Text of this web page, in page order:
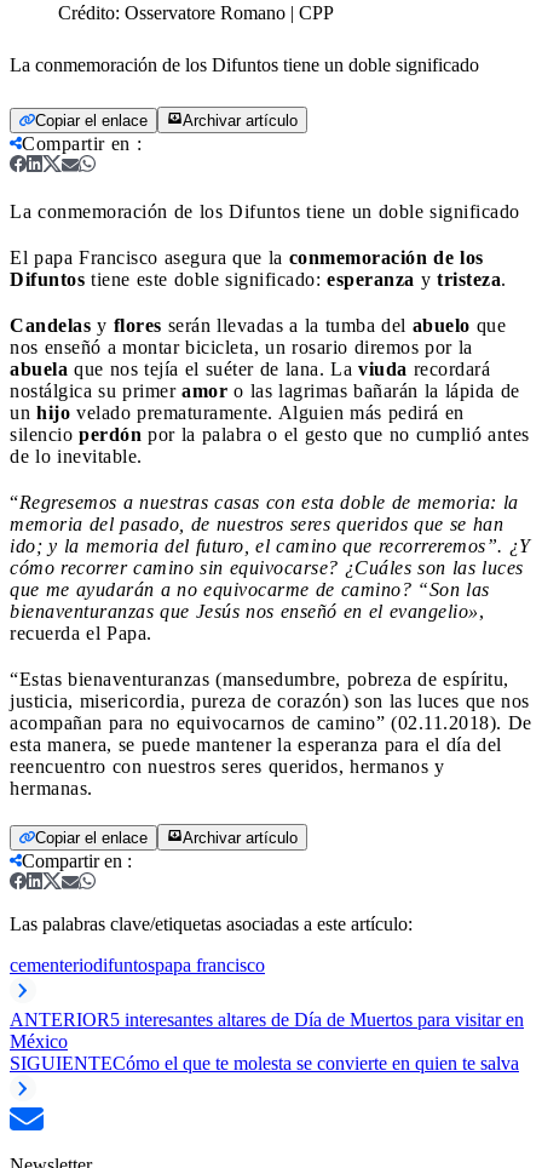
Crédito: Osservatore Romano | CPP
La conmemoración de los Difuntos tiene un doble significado
Copiar el enlace Archivar artículo
Compartir en :
La conmemoración de los Difuntos tiene un doble significado
El papa Francisco asegura que la conmemoración de los
Difuntos tiene este doble significado: esperanza y tristeza.
Candelas y flores serán llevadas a la tumba del abuelo que
nos enseñó a montar bicicleta, un rosario diremos por la
abuela que nos tejía el suéter de lana. La viuda recordará
nostálgica su primer amor o las lagrimas bañarán la lápida de
un hijo velado prematuramente. Alguien más pedirá en
silencio perdón por la palabra o el gesto que no cumplió antes
de lo inevitable.
“Regresemos a nuestras casas con esta doble de memoria: la
memoria del pasado, de nuestros seres queridos que se han
ido; y la memoria del futuro, el camino que recorreremos”. ¿Y
cómo recorrer camino sin equivocarse? ¿Cuáles son las luces
que me ayudarán a no equivocarme de camino? “Son las
bienaventuranzas que Jesús nos enseñó en el evangelio»,
recuerda el Papa.
“Estas bienaventuranzas (mansedumbre, pobreza de espíritu,
justicia, misericordia, pureza de corazón) son las luces que nos
acompañan para no equivocarnos de camino” (02.11.2018). De
esta manera, se puede mantener la esperanza para el día del
reencuentro con nuestros seres queridos, hermanos y
hermanas.
Copiar el enlace Archivar artículo
Compartir en :
Las palabras clave/etiquetas asociadas a este artículo:
cementeriodifuntospapa francisco
ANTERIOR5 interesantes altares de Día de Muertos para visitar en
México
SIGUIENTECómo el que te molesta se convierte en quien te salva